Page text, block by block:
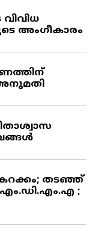
അംഗീകാരം
അനുമതി
കറക്കം; തടഞ്ഞ്
എം.ഡി.എം.എ ;